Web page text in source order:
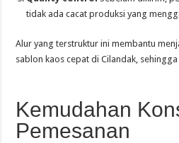
tidak ada cacat produksi yang
Alur yang terstruktur ini membantu
sablon kaos cepat di Cilandak,
Kemudahan
Pemesanan